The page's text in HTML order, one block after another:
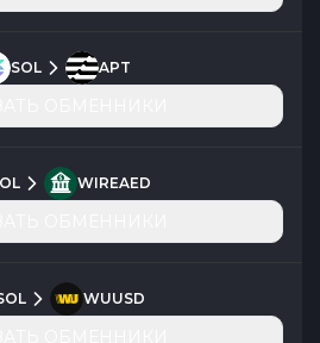
SOL APT
WIREAED
WUUSD